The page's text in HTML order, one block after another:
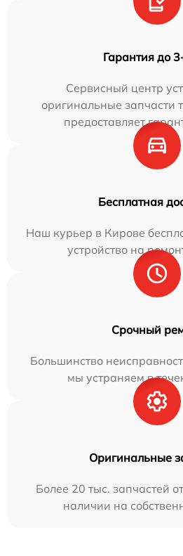
Гарантия до
Сервисный центр
оригинальные запчасти
предоставляет
Бесплатная
Наш курьер в Кирове
устройство на
Срочный
Большинство
мы устраняем в
Оригинальные
Более 20 тыс. запчастей
наличии на